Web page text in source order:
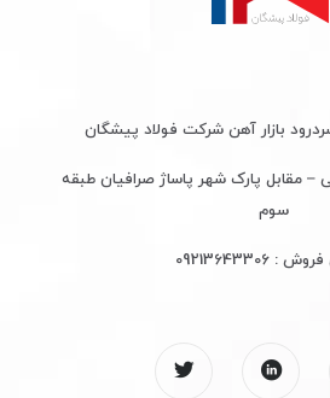
بازار آهن شرکت فولاد پیشگان
– مقابل پارک شهر پاساژ صرافیان طبقه
سوم
:
09213643306